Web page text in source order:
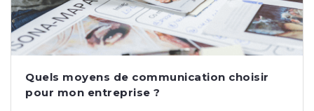
Quels moyens de communication choisir
pour mon entreprise ?